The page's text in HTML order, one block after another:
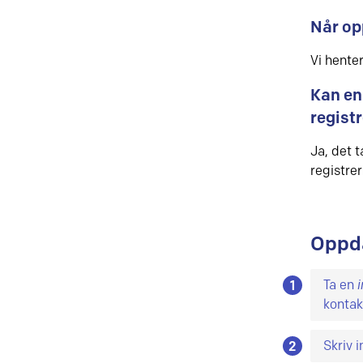
Når
Vi
Kan
Ja, det
1 Ta en
Med
2 Skriv